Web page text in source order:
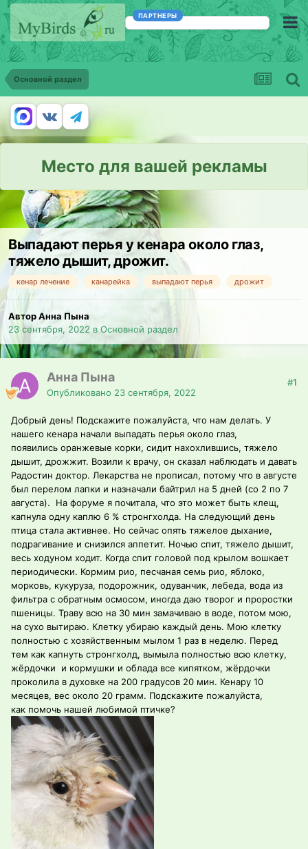
ПАРТНЕРЫ
Основной раздел
Место для вашей рекламы
Выпадают перья у кенара около глаз,
тяжело дышит, дрожит.
кенар лечение канарейка выпадают перья дрожит
Автор Анна Пына
23 сентября, 2022 вОсновной раздел
Анна Пына
Опубликовано 23 сентября, 2022
#1
Добрый день! Подскажите пожалуйста, что нам делать. У
нашего кенара начали выпадать перья около глаз,
появились оранжевые корки, сидит нахохлившись, тяжело
дышит, дрожжит. Возили к врачу, он сказал наблюдать и давать
Радостин доктор. Лекарства не прописал, потому что в августе
был перелом лапки и назначали байтрил на 5 дней (со 2 по 7
августа). На форуме я почитала, что это может быть клещ,
капнула одну каплю 6 % стронгхолда. На следующий день
птица стала активнее. Но сейчас опять тяжелое дыхание,
подрагивание и снизился аппетит. Ночью спит, тяжело дышит,
весь ходуном ходит. Когда спит головой под крылом вошкает
периодически. Кормим рио, песчаная семь рио, яблоко,
морковь, кукуруза, подорожник, одуванчик, лебеда, вода из
фильтра с обратным осмосом, иногда даю творог и проростки
пшеницы. Траву всю на 30 мин замачиваю в воде, потом мою,
на сухо вытираю. Клетку убираю каждый день. Мою клетку
полностью с хозяйственным мылом 1 раз в неделю. Перед
тем как капнуть стронгхолд, вымыла полностью всю клетку,
жёрдочки и кормушки и облада все кипятком, жёрдочки
проколила в духовке на 200 градусов 20 мин. Кенару 10
месяцев, вес около 20 грамм. Подскажите пожалуйста,
как помочь нашей любимой птичке?